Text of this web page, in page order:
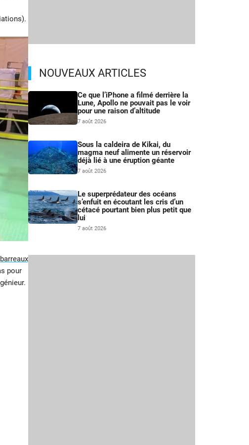
barreaux
pour
NOUVEAUX ARTICLES
Ce que l’iPhone a filmé derrière la
Lune, Apollo ne pouvait pas le voir
pour une raison d’altitude
7 août 2026
Sous la caldeira de Kikai, du
magma neuf alimente un réservoir
déjà lié à une éruption géante
7 août 2026
Le superprédateur des océans
s’enfuit en écoutant les cris d’un
cétacé pourtant bien plus petit que
lui
7 août 2026